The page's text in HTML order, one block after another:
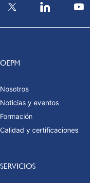
OEPM
Nosotros
Noticias y eventos
Formación
Calidad y certificaciones
SERVICIOS